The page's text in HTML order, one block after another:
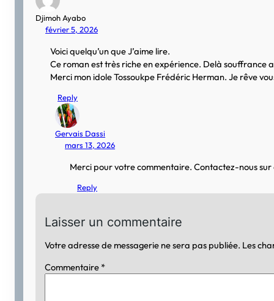
Djimoh Ayabo
février 5, 2026
Voici quelqu’un que J’aime lire.
Ce roman est très riche en expérience. Delà souffrance
Merci mon idole Tossoukpe Frédéric Herman. Je rêve
Reply
Gervais Dassi
mars 13, 2026
Merci pour votre commentaire. Contactez-nous
Reply
Laisser un commentaire
Votre adresse de messagerie ne sera pas publiée. Les
Commentaire *